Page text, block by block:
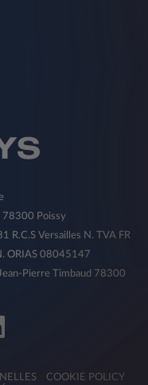
78300 Poissy
R.C.S Versailles N. TVA FR
ORIAS 08045147
Pierre Timbaud 78300
COOKIE POLICY